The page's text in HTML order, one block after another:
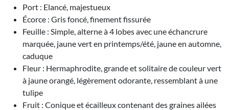
Port : Elancé, majestueux
Écorce : Gris foncé, finement fissurée
Feuille : Simple, alterne à 4 lobes avec une échancrure
marquée, jaune vert en printemps/été, jaune en automne,
caduque
Fleur : Hermaphrodite, grande et solitaire de couleur vert
à jaune orangé, légèrement odorante, ressemblant à une
tulipe
Fruit : Conique et écailleux contenant des graines ailées